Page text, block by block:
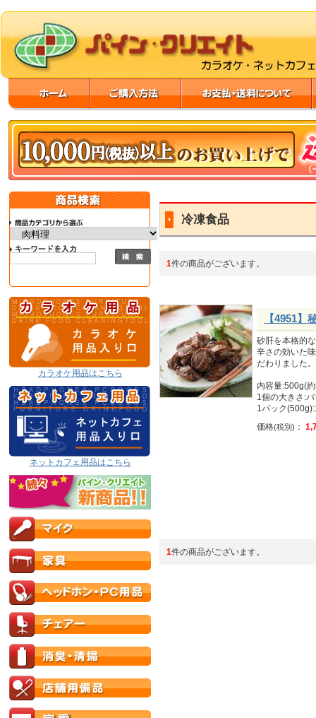
カラオケ用品はこちら
ネットカフェ用品はこちら
冷凍食品
1件の商品がございます。
【4951】
砂肝を本格的
辛さの効いた
だわりました
内容量:500g(
1個の大きさ:
1パック
価格(税別) ：
1件の商品がございます。